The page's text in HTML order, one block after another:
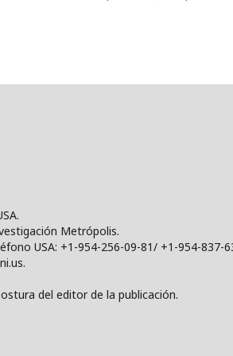
Metrópolis.
USA: +1-954-256-09-81/ +1-954-837-
del editor de la publicación.